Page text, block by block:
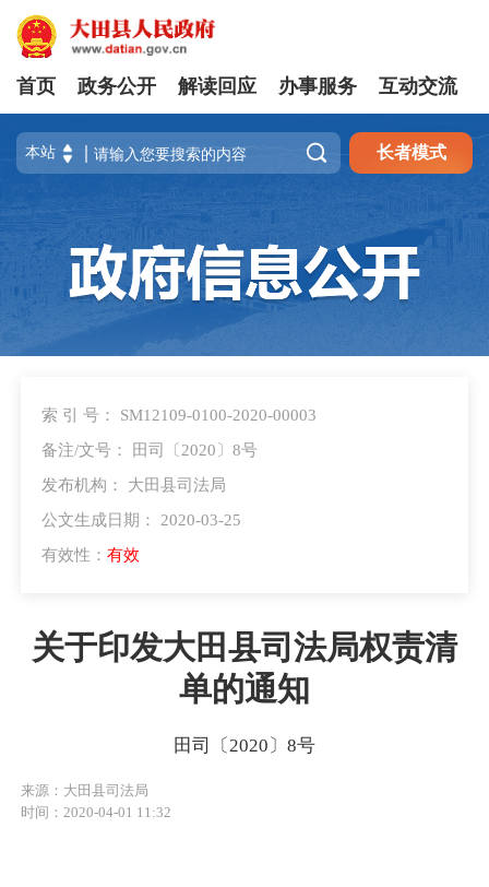
首页 政务公开 解读回应 办事服务 互动交流
 长者模式
索 引 号： SM12109-0100-2020-00003
备注/文号： 田司〔2020〕8号
发布机构： 大田县司法局
公文生成日期： 2020-03-25
有效性： 有效
关于印发大田县司法局权责清
单的通知
田司〔2020〕8号
来源：大田县司法局
时间：2020-04-01 11:32